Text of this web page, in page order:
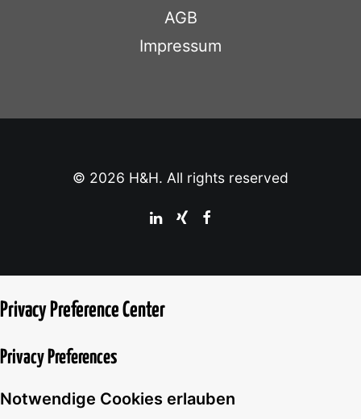
AGB
Impressum
© 2026 H&H. All rights reserved
Privacy Preference Center
Privacy Preferences
Notwendige Cookies erlauben